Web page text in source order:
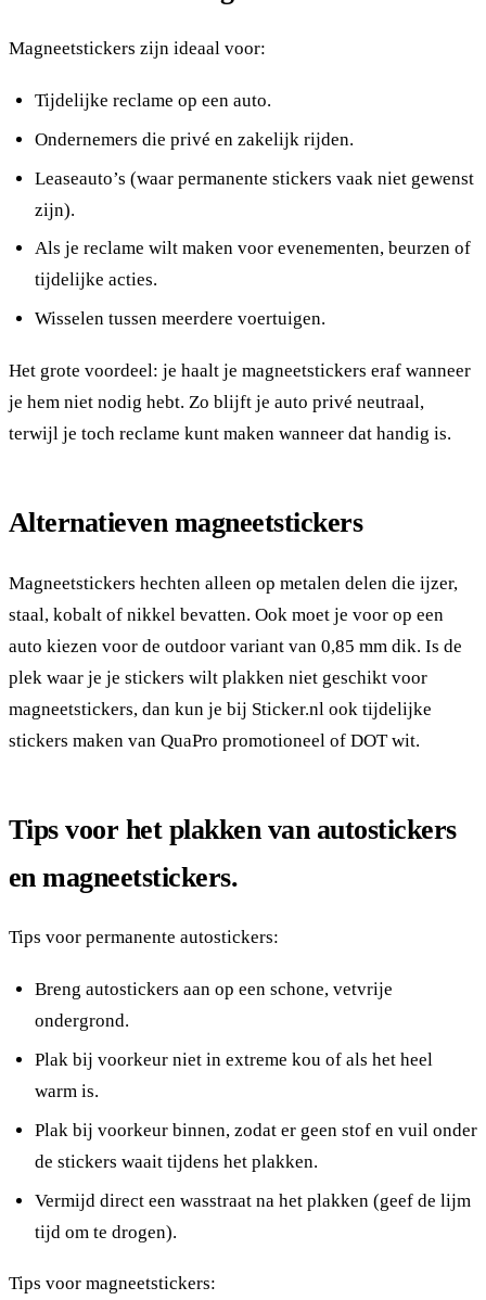
Magneetstickers zijn ideaal voor:
Tijdelijke reclame op een auto.
Ondernemers die privé en zakelijk rijden.
Leaseauto’s (waar permanente stickers vaak niet gewenst
zijn).
Als je reclame wilt maken voor evenementen, beurzen of
tijdelijke acties.
Wisselen tussen meerdere voertuigen.
Het grote voordeel: je haalt je magneetstickers eraf wanneer
je hem niet nodig hebt. Zo blijft je auto privé neutraal,
terwijl je toch reclame kunt maken wanneer dat handig is.
Alternatieven magneetstickers
Magneetstickers hechten alleen op metalen delen die ijzer,
staal, kobalt of nikkel bevatten. Ook moet je voor op een
auto kiezen voor de outdoor variant van 0,85 mm dik. Is de
plek waar je je stickers wilt plakken niet geschikt voor
magneetstickers, dan kun je bij Sticker.nl ook tijdelijke
stickers maken van QuaPro promotioneel of DOT wit.
Tips voor het plakken van autostickers
en magneetstickers.
Tips voor permanente autostickers:
Breng autostickers aan op een schone, vetvrije
ondergrond.
Plak bij voorkeur niet in extreme kou of als het heel
warm is.
Plak bij voorkeur binnen, zodat er geen stof en vuil onder
de stickers waait tijdens het plakken.
Vermijd direct een wasstraat na het plakken (geef de lijm
tijd om te drogen).
Tips voor magneetstickers: